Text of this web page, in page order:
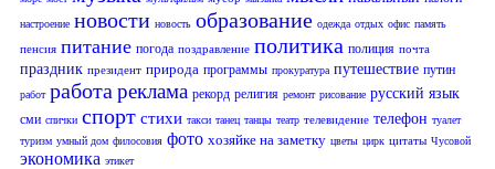
настроение новости новость образование одежда отдых офис память
пенсия питание погода поздравление политика полиция почта
праздник президент природа программы прокуратура путешествие путин
работ работа реклама рекорд религия ремонт рисование русский язык
сми спички спорт стихи такси танец танцы театр телевидение телефон туалет
туризм умный дом филосовия фото хозяйке на заметку цветы цирк цитаты Чусовой
экономика этикет